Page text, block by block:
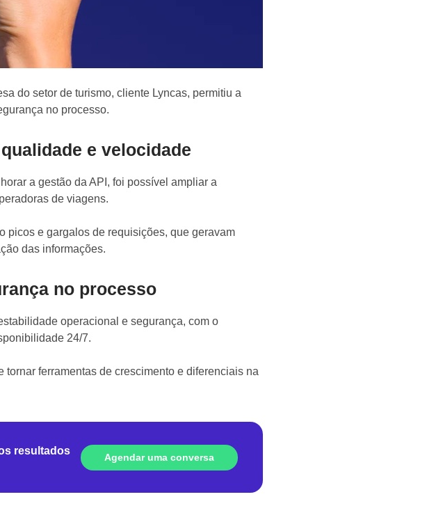
do setor de turismo, cliente Lyncas, permitiu a
no processo.
e velocidade
a gestão da API, foi possível ampliar a
de viagens.
picos e gargalos de requisições, que geravam
das informações.
no processo
operacional e segurança, com o
24/7.
ferramentas de crescimento e diferenciais na
resultados
Agendar uma conversa